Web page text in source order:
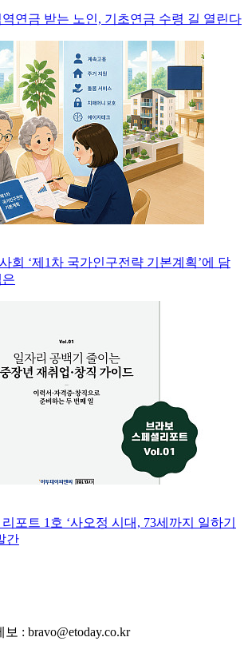
역연금 받는 노인, 기초연금 수령 길 열린다
회 ‘제1차 국가인구전략 기본계획’에 담
포트 1호 ‘사오정 시대, 73세까지 일하기
간
: bravo@etoday.co.kr